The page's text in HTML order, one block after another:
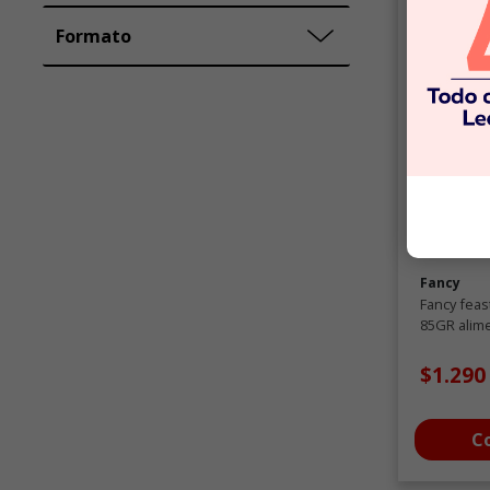
Formato
Fancy
Fancy
85GR
$1.290